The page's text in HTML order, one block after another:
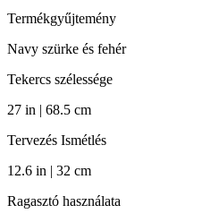
Termékgyűjtemény
Navy szürke és fehér
Tekercs szélessége
27 in | 68.5 cm
Tervezés Ismétlés
12.6 in | 32 cm
Ragasztó használata